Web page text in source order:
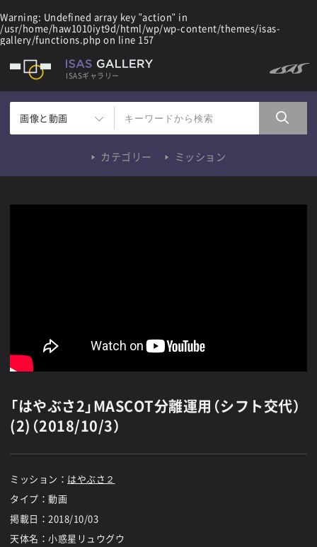
Warning: Undefined array key "action" in
/usr/home/haw1010iyt9d/html/wp/wp-content/themes/isas-
gallery/functions.php on line 157
ISASギャラリー
画像と動画
カテゴリー ミッション
「はやぶさ2」MASCOT分離運用（シフト交代）
(2)（2018/10/3）
ミッション： はやぶさ２
タイプ：動画
掲載日： 2018/10/03
天体名：小惑星リュウグウ